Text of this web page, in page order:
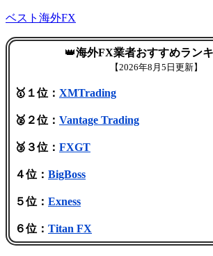
ベスト海外FX
👑海外FX業者おすすめラン
【2026年8月5日更新】
🥇１位： XMTrading
🥈２位： Vantage Trading
🥉３位： FXGT
４位： BigBoss
５位： Exness
６位： Titan FX